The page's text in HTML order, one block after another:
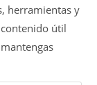
herramientas y
útil